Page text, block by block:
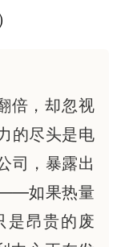
倍，却忽视
的尽头是电
司，暴露出
——如果热量
是昂贵的废